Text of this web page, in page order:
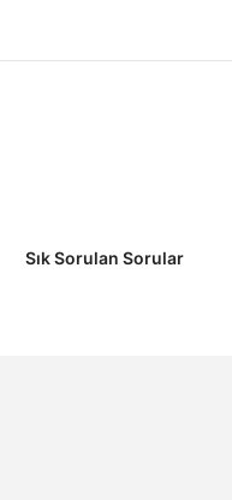
Sık Sorulan Sorular